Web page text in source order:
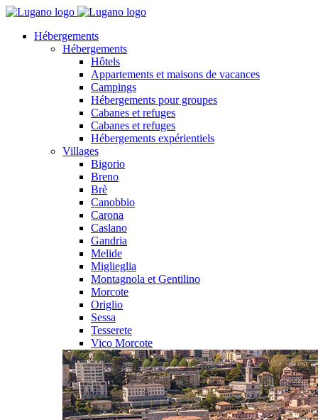
Hébergements
Hébergements
Hôtels
Appartements et maisons de vacances
Campings
Hébergements pour groupes
Cabanes et refuges
Cabanes et refuges
Hébergements expérientiels
Villages
Bigorio
Breno
Brè
Canobbio
Carona
Caslano
Gandria
Melide
Miglieglia
Montagnola et Gentilino
Morcote
Origlio
Sessa
Tesserete
Vico Morcote